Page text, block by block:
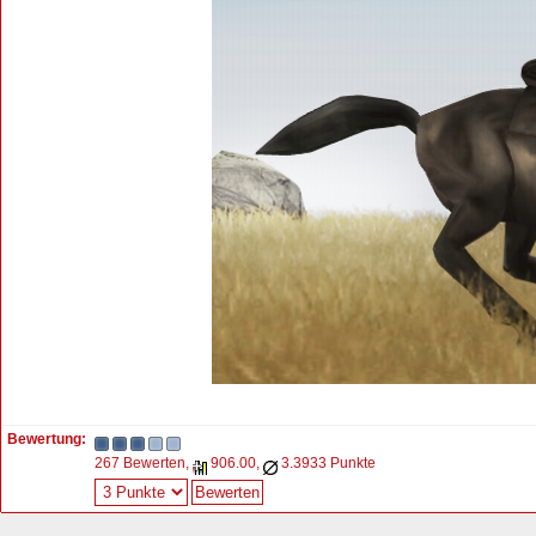
Bewertung:
267 Bewerten,
906.00, 3.3933 Punkte